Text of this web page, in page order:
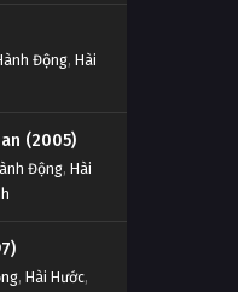
Động, Hài
(2005)
Động, Hài
, Hài Hước,